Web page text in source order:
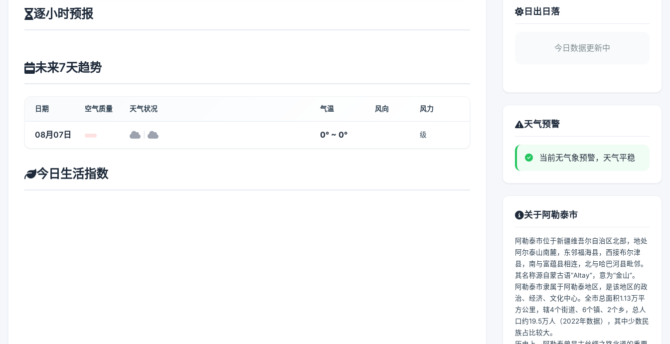
逐小时预报
未来7天趋势
日期 空气质量 天气状况 气温 风向 风力
08月07日 0° ~ 0° 级
今日生活指数
日出日落
今日数据更新中
天气预警
当前无气象预警，天气平稳
关于阿勒泰市
阿勒泰市位于新疆维吾尔自治区北部，地处
阿尔泰山南麓，东邻福海县，西接布尔津
县，南与富蕴县相连，北与哈巴河县毗邻。
其名称源自蒙古语“Altay”，意为“金山”。
阿勒泰市隶属于阿勒泰地区，是该地区的政
治、经济、文化中心。全市总面积1.13万平
方公里，辖4个街道、6个镇、2个乡，总人
口约19.5万人（2022年数据），其中少数民
族占比较大。